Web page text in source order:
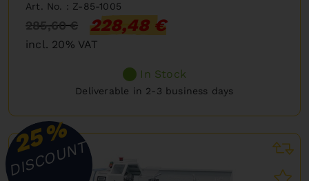
Art. No. : Z-85-1005
285,60 € 228,48 €
incl. 20% VAT
In Stock
Deliverable in 2-3 business days
25%
DISCOUNT